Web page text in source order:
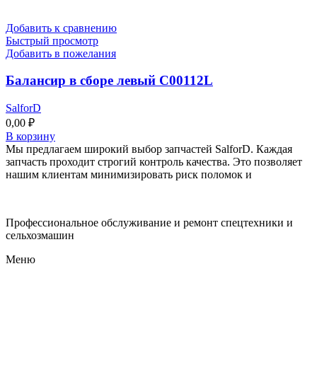
Добавить к сравнению
Быстрый просмотр
Добавить в пожелания
Балансир в сборе левый C00112L
SalforD
0,00 ₽
В корзину
Мы предлагаем широкий выбор запчастей SalforD. Каждая
запчасть проходит строгий контроль качества. Это позволяет
нашим клиентам минимизировать риск поломок и
Профессиональное обслуживание и ремонт спецтехники и
сельхозмашин
Меню